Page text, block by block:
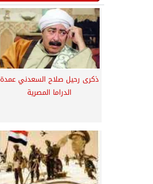
ذكرى رحيل صلاح السعدني عمدة
الدراما المصرية